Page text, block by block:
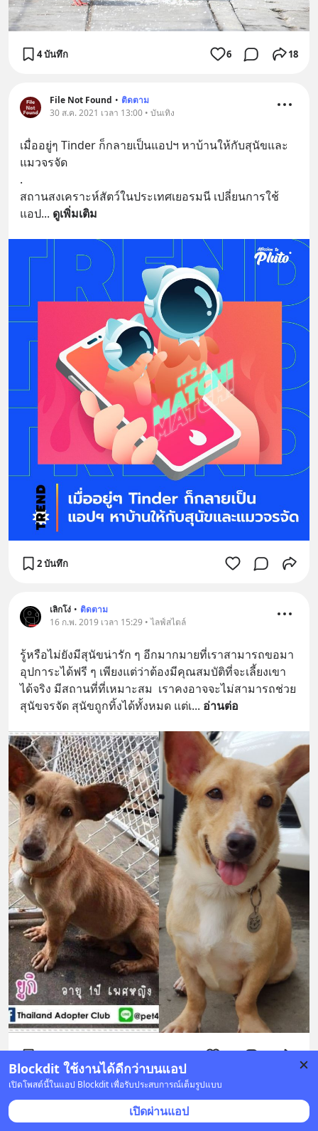
Blockdit ใช้งานได้ดีกว่าบนแอป
เปิดโพสต์นี้ในแอป Blockdit เพื่อรับประสบการณ์เต็มรูปแบบ
เปิดผ่านแอป
4 บันทึก 6 18
File Not Found • ติดตาม
30 ส.ค. 2021 เวลา 13:00 • บันเทิง
เมื่ออยู่ๆ Tinder ก็กลายเป็นแอปฯ หาบ้านให้กับสุนัขและ
แมวจรจัด
.
สถานสงเคราะห์สัตว์ในประเทศเยอรมนี เปลี่ยนการใช้
แอป... ดูเพิ่มเติม
2 บันทึก
เลิกโง่ • ติดตาม
16 ก.พ. 2019 เวลา 15:29 • ไลฟ์สไตล์
รู้หรือไม่ยังมีสุนัขน่ารัก ๆ อีกมากมายที่เราสามารถขอมา
อุปการะได้ฟรี ๆ เพียงแต่ว่าต้องมีคุณสมบัติที่จะเลี้ยงเขา
ได้จริง มีสถานที่ที่เหมาะสม  เราคงอาจจะไม่สามารถช่วย
สุนัขจรจัด สุนัขถูกทิ้งได้ทั้งหมด แต่เ... อ่านต่อ
NTP59 • ติดตาม
16 ก.พ. 2020 เวลา 04:07 • ความคิดเห็น